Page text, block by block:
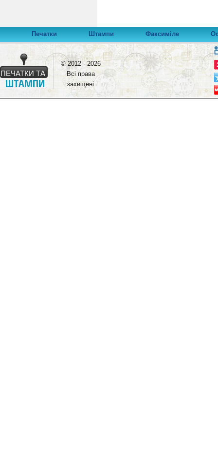
Печатки Штампи Факсиміле
ПЕЧАТКИ ТА
ШТАМПИ
© 2012 - 2026
Всі права
захищені